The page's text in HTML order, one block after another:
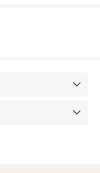

